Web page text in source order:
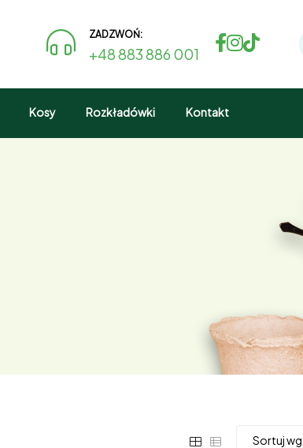
ZADZWOŃ:
+48 883 886 001
Kosy Rozkładówki Kontakt